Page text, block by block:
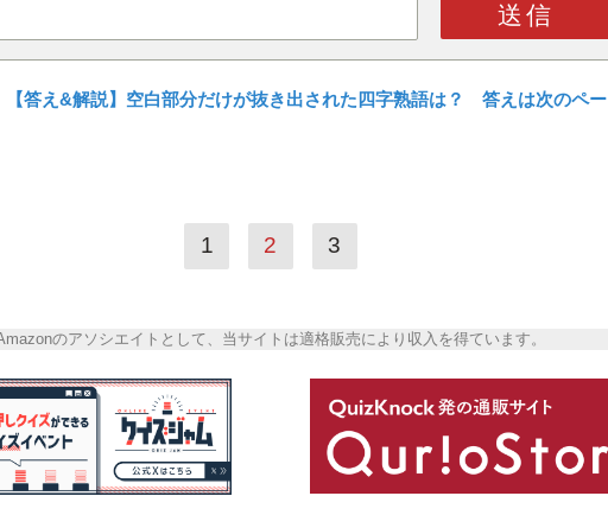
送信
【答え&解説】空白部分だけが抜き出された四字熟語は？ 答えは次のペー
1 2 3
のアソシエイトとして、当サイトは適格販売により収入を得ています。